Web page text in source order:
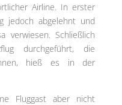
Airline. In erster
jedoch abgelehnt und
verwiesen. Schließlich
durchgeführt, die
hieß es in der
Fluggast aber nicht